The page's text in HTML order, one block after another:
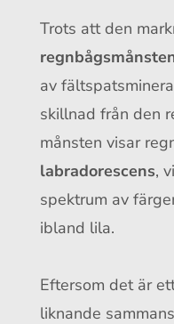
Trots att den
av
skillnad från den
månsten visar
labradorescens,
spektrum av
ibland lila.
Eftersom det är
liknande